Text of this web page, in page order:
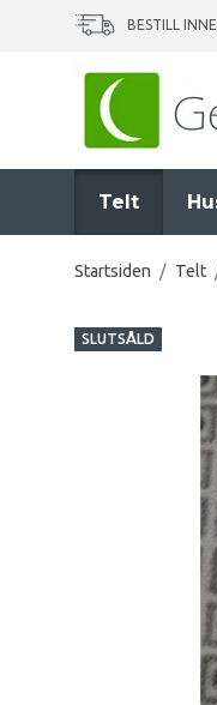
BESTILL
Telt
Startsiden / Telt
SLUTSÅLD